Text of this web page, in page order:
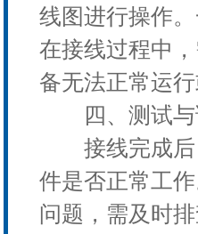
线图进行操作
在接线过程中
备无法正常运
四、测试与
接线完成后
件是否正常工
问题，需及时